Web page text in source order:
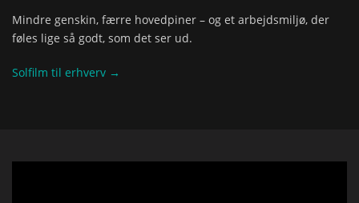
Mindre genskin, færre hovedpiner – og et arbejdsmiljø, der
føles lige så godt, som det ser ud.
Solfilm til erhverv →